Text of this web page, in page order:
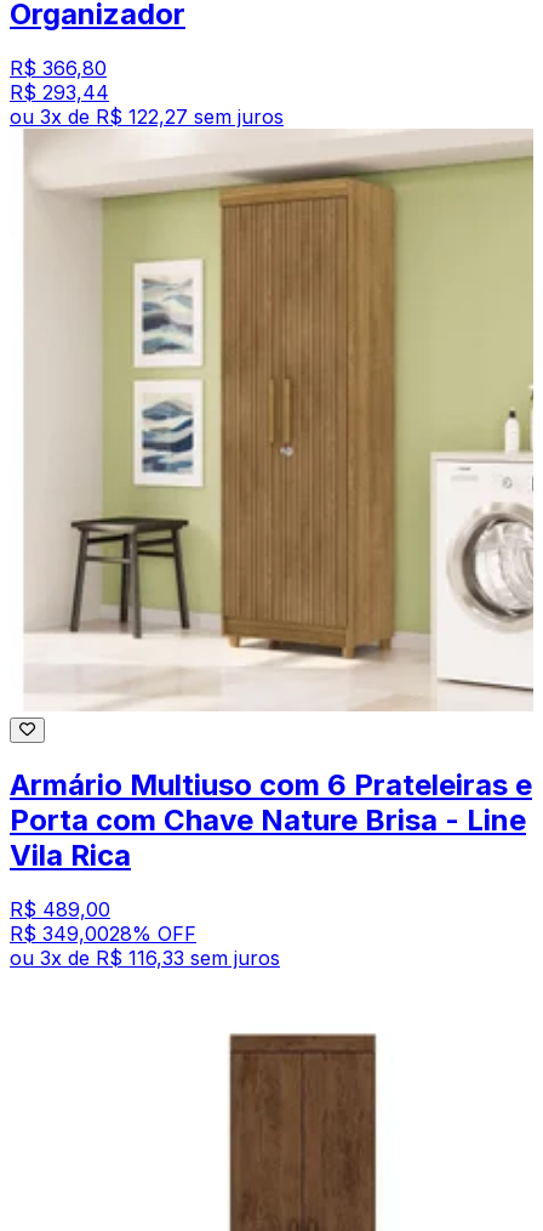
Organizador
R$ 366,80
R$ 293,44
ou 3x de R$ 122,27 sem juros
Armário Multiuso com 6 Prateleiras e
Porta com Chave Nature Brisa - Line
Vila Rica
R$ 489,00
R$ 349,0028% OFF
ou 3x de R$ 116,33 sem juros